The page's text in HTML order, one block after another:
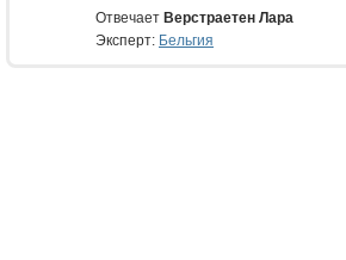
Отвечает Верстраетен Лара
Эксперт: Бельгия